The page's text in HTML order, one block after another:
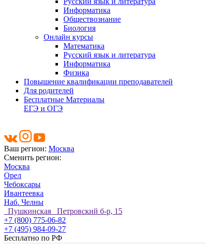
Информатика
Обществознание
Биология
Онлайн курсы
Математика
Русский язык и литература
Информатика
Физика
Повышение квалификации преподавателей
Для родителей
Бесплатные Материалы
ЕГЭ и ОГЭ
Ваш регион: Москва
Сменить регион:
Москва
Орел
Чебоксары
Ивантеевка
Наб. Челны
Пушкинская Петровский б-р, 15
+7 (800) 775-06-82
+7 (495) 984-09-27
Бесплатно по РФ